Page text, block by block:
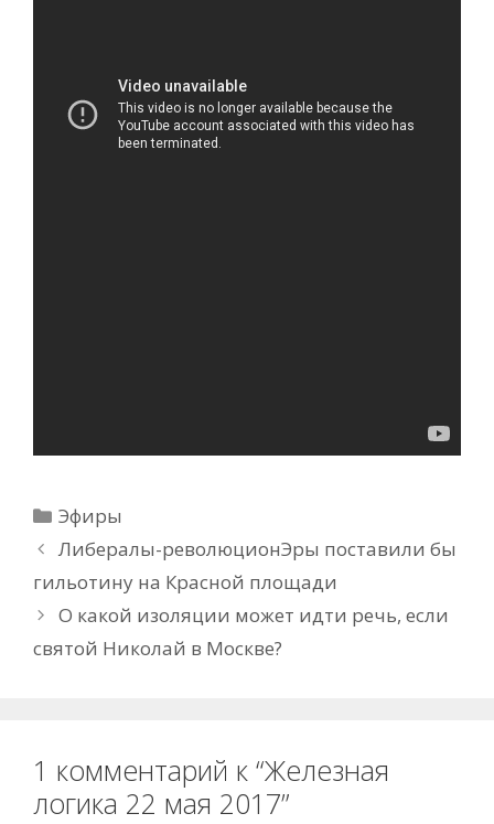
Рубрики
Эфиры
Либералы-революционЭры поставили бы
гильотину на Красной площади
О какой изоляции может идти речь, если
святой Николай в Москве?
1 комментарий к “Железная
логика 22 мая 2017”